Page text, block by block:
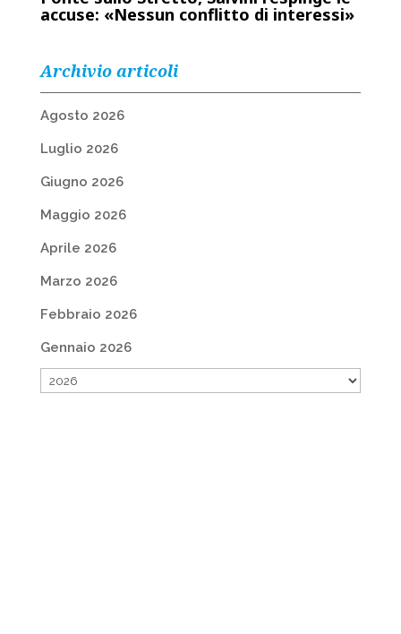
accuse: «Nessun conflitto di interessi»
Archivio articoli
Agosto 2026
Luglio 2026
Giugno 2026
Maggio 2026
Aprile 2026
Marzo 2026
Febbraio 2026
Gennaio 2026